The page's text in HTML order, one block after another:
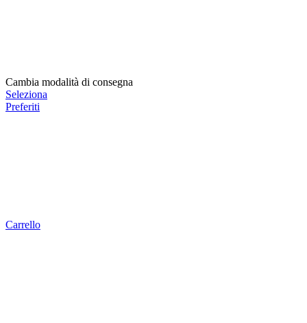
Cambia modalità di consegna
Seleziona
Preferiti
Carrello